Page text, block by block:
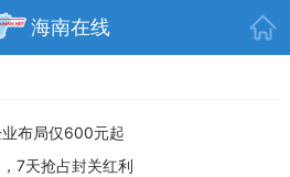
海南在线
财经
房产
布局仅600元起
7天抢占封关红利